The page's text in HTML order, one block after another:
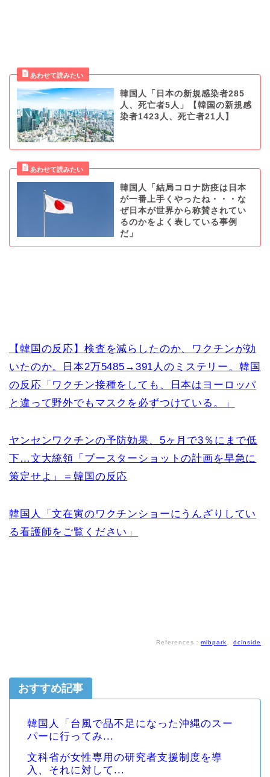
韓国人「日本の新規感染者285
人、死亡者5人」【韓国の新規感
染者1423人、死亡者21人】
韓国人「結局コロナ防疫は日本
が一番上手くやったね・・・な
ぜ日本が世界から称賛されてい
るのかをよく表している事例
だ」
【韓国の反応】検査を減らしたのか、ワクチンが効
いたのか。日本2万5485→391人のミステリー。韓国
の反応「ワクチン接種をしても、日本はヨーロッパ
と違って野外でもマスクを必ずつけている。」
ヤンセンワクチンの予防効果、5ヶ月で3％にまで低
下…文大統領「ブースターショットの計画を早急に
策定せよ」＝韓国の反応
韓国人「文在寅のワクチンショーにうんざりしてい
る看護師をご覧ください」
References： mlbpark dcinside
おすすめ記事
韓国人「台風で品不足になった沖縄のスー
パーに行ってみ...
文科省が女性専用の研究者支援制度を導
入、それに対して...